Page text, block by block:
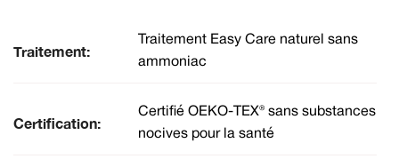
Traitement:
Traitement Easy Care naturel sans
ammoniac
Certification:
Certifié OEKO-TEX® sans substances
nocives pour la santé